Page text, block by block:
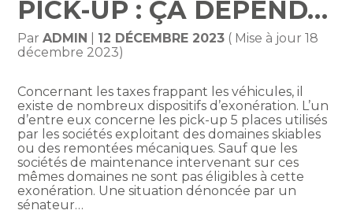
PICK-UP : ÇA DÉPEND…
ParADMIN 12 DÉCEMBRE 2023 ( Mise à jour 18
décembre 2023)
Concernant les taxes frappant les véhicules, il
existe de nombreux dispositifs d’exonération. L’un
d’entre eux concerne les pick-up 5 places utilisés
par les sociétés exploitant des domaines skiables
ou des remontées mécaniques. Sauf que les
sociétés de maintenance intervenant sur ces
mêmes domaines ne sont pas éligibles à cette
exonération. Une situation dénoncée par un
sénateur…